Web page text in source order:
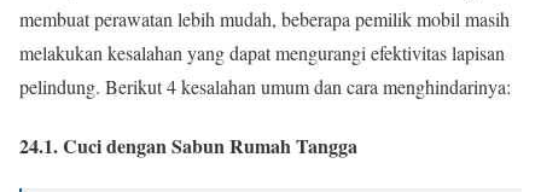
membuat perawatan lebih mudah, beberapa pemilik mobil masih
melakukan kesalahan yang dapat mengurangi efektivitas lapisan
pelindung. Berikut 4 kesalahan umum dan cara menghindarinya:
24.1. Cuci dengan Sabun Rumah Tangga